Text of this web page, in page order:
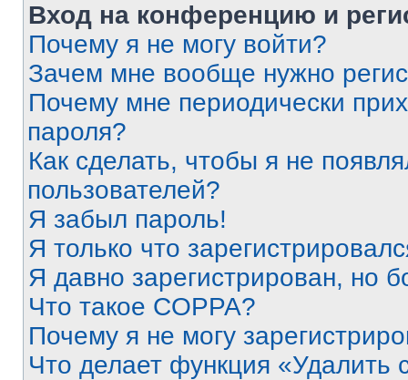
Вход на конференцию и
Почему я не могу войти?
Зачем мне вообще нужно
Почему мне периодически
пароля?
Как сделать, чтобы я не
пользователей?
Я забыл пароль!
Я только что
Я давно зарегистрирован, но
Что такое COPPA?
Почему я не могу
Что делает функция «Удалить